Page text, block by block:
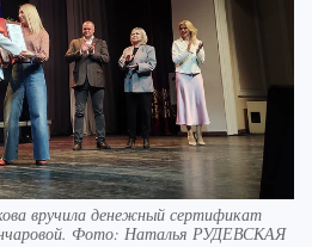
вручила денежный сертификат
Фото: Наталья РУДЕВСКАЯ